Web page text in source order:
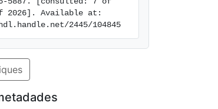
2026]. Available at:
2445/104845